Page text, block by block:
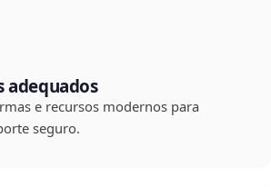
adequados
e recursos modernos para
seguro.